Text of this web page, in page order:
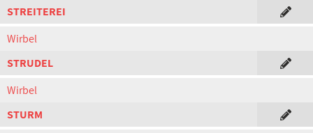
STREITEREI
Wirbel
STRUDEL
Wirbel
STURM